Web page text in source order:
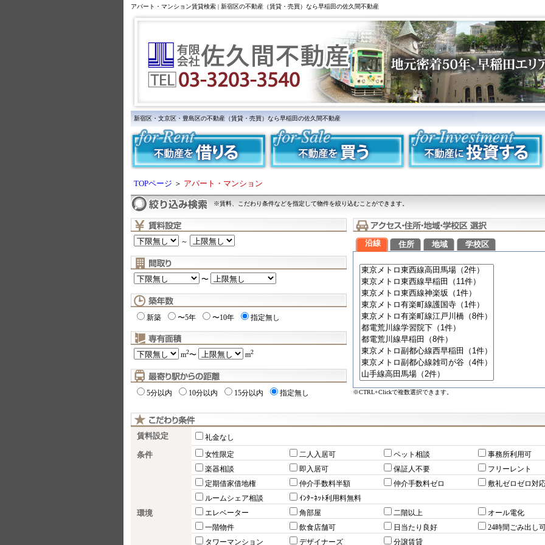
アパート・マンション賃貸検索 | 新宿区の不動産（賃貸・売買）なら早稲田の佐久間不動産
新宿区・文京区・豊島区の不動産（賃貸・売買）なら早稲田の佐久間不動産
TOPページ ＞ アパート・マンション
※賃料、こだわり条件などを指定して物件を絞り込むことができます。
～
〜
新築 〜5年 〜10年 指定無し
m2〜 m2
5分以内 10分以内 15分以内 指定無し
沿線 住所 地域 学校区
※CTRL+Clickで複数選択できます。
賃料設定 礼金なし
条件 女性限定 二人入居可 ペット相談
事務所利用可
楽器相談
即入居可 保証人不要
フリーレント
定期借家借地権
仲介手数料半額 仲介手数料ゼロ
敷礼ゼロゼロ対
ルームシェア相談
ｲﾝﾀｰﾈｯﾄ利用料無料
環境 エレベーター 角部屋 二階以上
オール電化
一階物件
飲食店舗可 日当たり良好
24時間ごみ出し
タワーマンション
デザイナーズ 分譲賃貸